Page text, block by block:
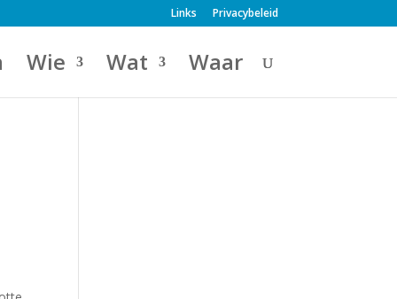
Links Privacybeleid
Wie Wat Waar